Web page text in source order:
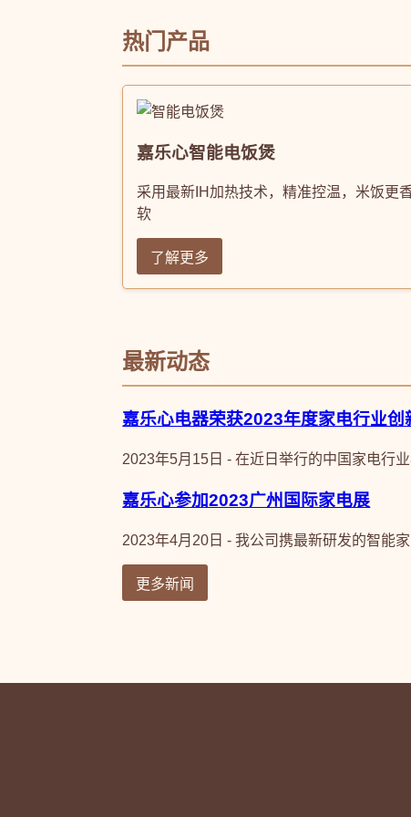
热门产品
嘉乐心智能电饭煲
采用最新IH加热技术，精准控温，米饭更
软
了解更多
最新动态
嘉乐心电器荣获2023年度家电行业创
2023年5月15日 - 在近日举行的中国家电行
嘉乐心参加2023广州国际家电展
2023年4月20日 - 我公司携最新研发的智能
更多新闻